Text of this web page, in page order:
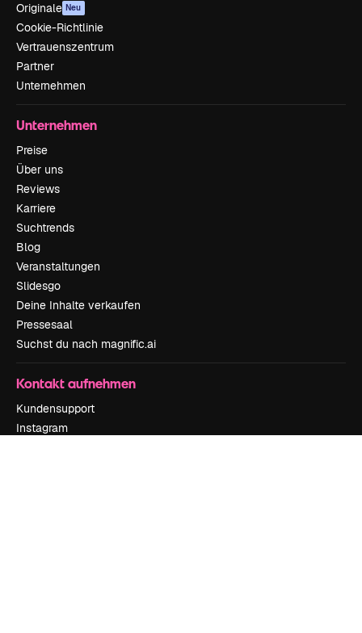
Originale Neu
Cookie-Richtlinie
Vertrauenszentrum
Partner
Unternehmen
Unternehmen
Preise
Über uns
Reviews
Karriere
Suchtrends
Blog
Veranstaltungen
Slidesgo
Deine Inhalte verkaufen
Pressesaal
Suchst du nach magnific.ai
Kontakt aufnehmen
Kundensupport
Instagram